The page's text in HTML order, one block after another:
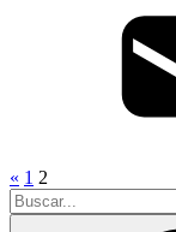
Paginación
de
« Entradas
anteriores
1 2
Buscar: